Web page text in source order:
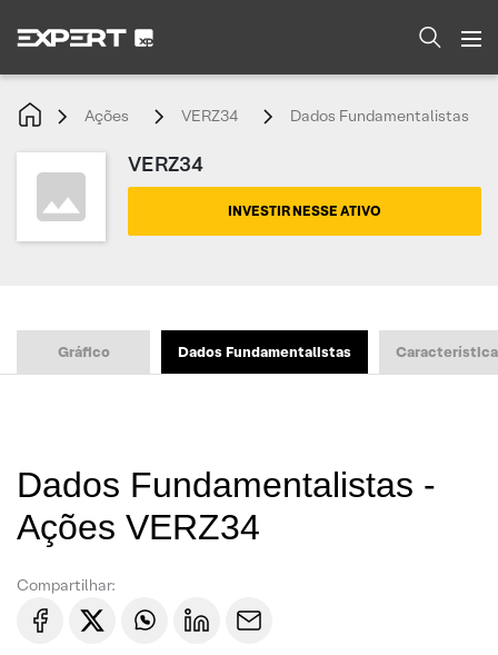
Ações VERZ34 Dados Fundamentalistas
VERZ34
INVESTIR NESSE ATIVO
Gráfico Dados Fundamentalistas
Dados Fundamentalistas -
Ações VERZ34
Compartilhar: